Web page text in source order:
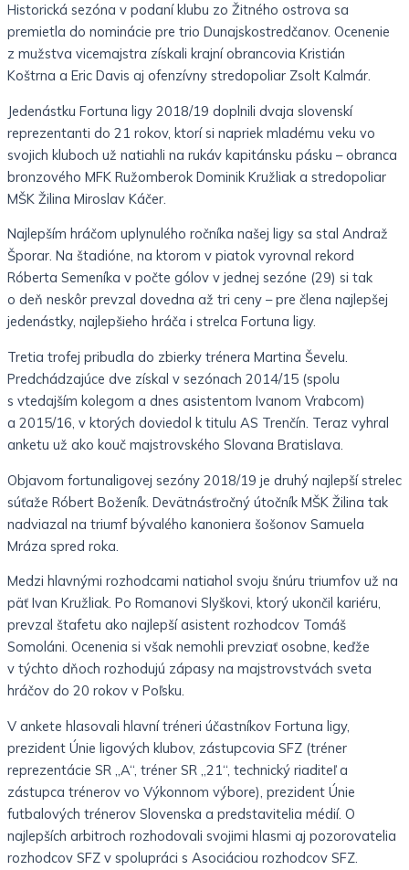
Historická sezóna v podaní klubu zo Žitného ostrova sa
premietla do nominácie pre trio Dunajskostredčanov. Ocenenie
z mužstva vicemajstra získali krajní obrancovia Kristián
Koštrna a Eric Davis aj ofenzívny stredopoliar Zsolt Kalmár.
Jedenástku Fortuna ligy 2018/19 doplnili dvaja slovenskí
reprezentanti do 21 rokov, ktorí si napriek mladému veku vo
svojich kluboch už natiahli na rukáv kapitánsku pásku – obranca
bronzového MFK Ružomberok Dominik Kružliak a stredopoliar
MŠK Žilina Miroslav Káčer.
Najlepším hráčom uplynulého ročníka našej ligy sa stal Andraž
Šporar. Na štadióne, na ktorom v piatok vyrovnal rekord
Róberta Semeníka v počte gólov v jednej sezóne (29) si tak
o deň neskôr prevzal dovedna až tri ceny – pre člena najlepšej
jedenástky, najlepšieho hráča i strelca Fortuna ligy.
Tretia trofej pribudla do zbierky trénera Martina Ševelu.
Predchádzajúce dve získal v sezónach 2014/15 (spolu
s vtedajším kolegom a dnes asistentom Ivanom Vrabcom)
a 2015/16, v ktorých doviedol k titulu AS Trenčín. Teraz vyhral
anketu už ako kouč majstrovského Slovana Bratislava.
Objavom fortunaligovej sezóny 2018/19 je druhý najlepší strelec
súťaže Róbert Boženík. Devätnásťročný útočník MŠK Žilina tak
nadviazal na triumf bývalého kanoniera šošonov Samuela
Mráza spred roka.
Medzi hlavnými rozhodcami natiahol svoju šnúru triumfov už na
päť Ivan Kružliak. Po Romanovi Slyškovi, ktorý ukončil kariéru,
prevzal štafetu ako najlepší asistent rozhodcov Tomáš
Somoláni. Ocenenia si však nemohli prevziať osobne, keďže
v týchto dňoch rozhodujú zápasy na majstrovstvách sveta
hráčov do 20 rokov v Poľsku.
V ankete hlasovali hlavní tréneri účastníkov Fortuna ligy,
prezident Únie ligových klubov, zástupcovia SFZ (tréner
reprezentácie SR „A“, tréner SR „21“, technický riaditeľ a
zástupca trénerov vo Výkonnom výbore), prezident Únie
futbalových trénerov Slovenska a predstavitelia médií. O
najlepších arbitroch rozhodovali svojimi hlasmi aj pozorovatelia
rozhodcov SFZ v spolupráci s Asociáciou rozhodcov SFZ.